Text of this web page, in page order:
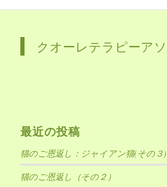
クオーレテラピーア
最近の投稿
猫のご恩返し：ジャイアン猫(その３)
猫のご恩返し（その２）